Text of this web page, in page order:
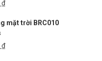
₫Giá
tại
2.310.000 ₫.
mặt trời BRC010
₫Giá